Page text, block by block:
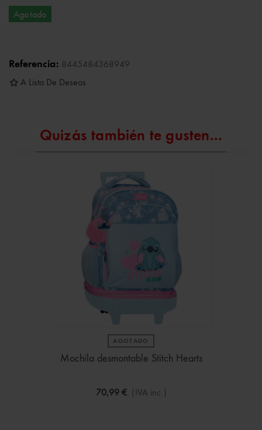
Agotado
Referencia: 8445484368949
A Lista De Deseos
Quizás también te gusten...
AGOTADO
Mochila desmontable Stitch Hearts
70,99 € (IVA inc.)